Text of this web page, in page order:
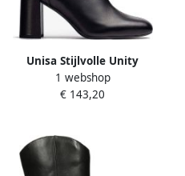
Unisa Stijlvolle Unity
Schoenen Black Dames
1 webshop
€ 143,20